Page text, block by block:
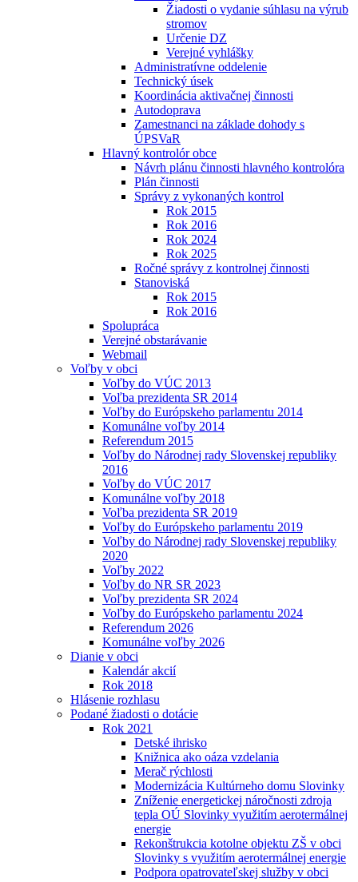
Žiadosti o vydanie súhlasu na výrub
stromov
Určenie DZ
Verejné vyhlášky
Administratívne oddelenie
Technický úsek
Koordinácia aktivačnej činnosti
Autodoprava
Zamestnanci na základe dohody s
ÚPSVaR
Hlavný kontrolór obce
Návrh plánu činnosti hlavného kontrolóra
Plán činnosti
Správy z vykonaných kontrol
Rok 2015
Rok 2016
Rok 2024
Rok 2025
Ročné správy z kontrolnej činnosti
Stanoviská
Rok 2015
Rok 2016
Spolupráca
Verejné obstarávanie
Webmail
Voľby v obci
Voľby do VÚC 2013
Voľba prezidenta SR 2014
Voľby do Európskeho parlamentu 2014
Komunálne voľby 2014
Referendum 2015
Voľby do Národnej rady Slovenskej republiky
2016
Voľby do VÚC 2017
Komunálne voľby 2018
Voľba prezidenta SR 2019
Voľby do Európskeho parlamentu 2019
Voľby do Národnej rady Slovenskej republiky
2020
Voľby 2022
Voľby do NR SR 2023
Voľby prezidenta SR 2024
Voľby do Európskeho parlamentu 2024
Referendum 2026
Komunálne voľby 2026
Dianie v obci
Kalendár akcií
Rok 2018
Hlásenie rozhlasu
Podané žiadosti o dotácie
Rok 2021
Detské ihrisko
Knižnica ako oáza vzdelania
Merač rýchlosti
Modernizácia Kultúrneho domu Slovinky
Zníženie energetickej náročnosti zdroja
tepla OÚ Slovinky využitím aerotermálnej
energie
Rekonštrukcia kotolne objektu ZŠ v obci
Slovinky s využitím aerotermálnej energie
Podpora opatrovateľskej služby v obci